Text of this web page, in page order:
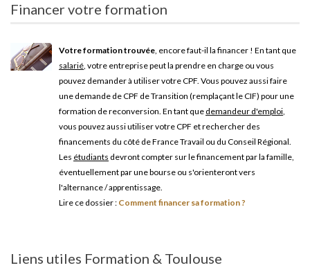
Financer votre formation
Votre formation trouvée, encore faut-il la financer ! En tant que
salarié, votre entreprise peut la prendre en charge ou vous
pouvez demander à utiliser votre CPF. Vous pouvez aussi faire
une demande de CPF de Transition (remplaçant le CIF) pour une
formation de reconversion. En tant que demandeur d'emploi,
vous pouvez aussi utiliser votre CPF et rechercher des
financements du côté de France Travail ou du Conseil Régional.
Les étudiants devront compter sur le financement par la famille,
éventuellement par une bourse ou s'orienteront vers
l'alternance / apprentissage.
Lire ce dossier : Comment financer sa formation ?
Liens utiles Formation & Toulouse